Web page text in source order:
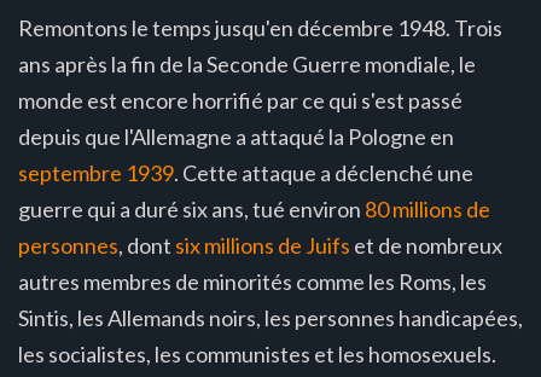
Remontons le temps jusqu'en décembre 1948. Trois
ans après la fin de la Seconde Guerre mondiale, le
monde est encore horrifié par ce qui s'est passé
depuis que l'Allemagne a attaqué la Pologne en
septembre 1939. Cette attaque a déclenché une
guerre qui a duré six ans, tué environ 80 millions de
personnes, dont six millions de Juifs et de nombreux
autres membres de minorités comme les Roms, les
Sintis, les Allemands noirs, les personnes handicapées,
les socialistes, les communistes et les homosexuels.